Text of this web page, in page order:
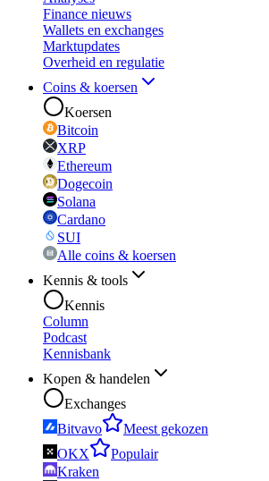
Finance nieuws
Wallets en exchanges
Marktupdates
Overheid en regulatie
Coins & koersen
Koersen
Bitcoin
XRP
Ethereum
Dogecoin
Solana
Cardano
SUI
Alle coins & koersen
Kennis & tools
Kennis
Column
Podcast
Kennisbank
Kopen & handelen
Exchanges
Bitvavo
Meest gekozen
OKX
Populair
Kraken